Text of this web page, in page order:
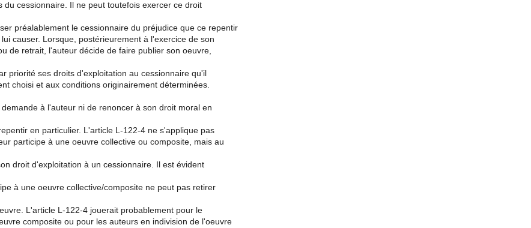
du cessionnaire. Il ne peut toutefois exercer ce droit
préalablement le cessionnaire du préjudice que ce repentir
causer. Lorsque, postérieurement à l'exercice de son
de retrait, l'auteur décide de faire publier son oeuvre,
priorité ses droits d'exploitation au cessionnaire qu'il
choisi et aux conditions originairement déterminées.
demande à l'auteur ni de renoncer à son droit moral en
en particulier. L'article L-122-4 ne s'applique pas
participe à une oeuvre collective ou composite, mais au
droit d'exploitation à un cessionnaire. Il est évident
à une oeuvre collective/composite ne peut pas retirer
L'article L-122-4 jouerait probablement pour le
composite ou pour les auteurs en indivision de l'oeuvre